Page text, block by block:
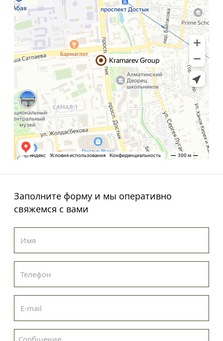
Заполните форму и мы оперативно
свяжемся с вами